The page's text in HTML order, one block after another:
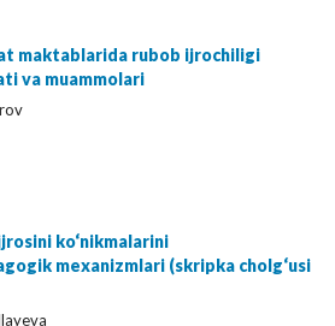
maktablarida rubob ijrochiligi
va muammolari
ko‘nikmalarini
mexanizmlari (skripka cholg‘usi